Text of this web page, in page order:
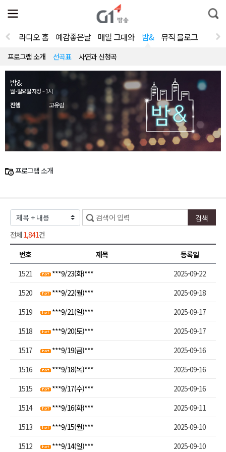
전
체
뉴
열
통
합
라디오 홈 예감좋은날 매일 그대와 밤& 뮤직 블로그
프로그램 소개 선곡표 사연과 신청곡
밤&
월~일요일 자정 ~ 1시
진행 고유림
프로그램 소개
전체 1,841건
번호
제목
등록일
1521
***9/23(화)***
2025-09-22
1520
***9/22(월)***
2025-09-18
1519
***9/21(일)***
2025-09-17
1518
***9/20(토)***
2025-09-17
1517
***9/19(금)***
2025-09-16
1516
***9/18(목)***
2025-09-16
1515
***9/17(수)***
2025-09-16
1514
***9/16(화)***
2025-09-11
1513
***9/15(월)***
2025-09-10
1512
***9/14(일)*** 2025-09-10